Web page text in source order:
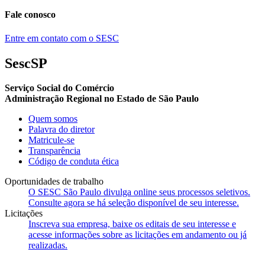
Fale conosco
Entre em contato com o SESC
SescSP
Serviço Social do Comércio
Administração Regional no Estado de São Paulo
Quem somos
Palavra do diretor
Matricule-se
Transparência
Código de conduta ética
Oportunidades de trabalho
O SESC São Paulo divulga online seus processos seletivos.
Consulte agora se há seleção disponível de seu interesse.
Licitações
Inscreva sua empresa, baixe os editais de seu interesse e
acesse informações sobre as licitações em andamento ou já
realizadas.